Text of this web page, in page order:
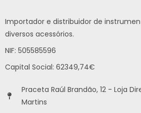
Importador e distribuidor de
diversos acessórios.
NIF: 505585596
Capital Social: 62349,74€
Praceta Raúl Brandão, 12 - Loja
Martins